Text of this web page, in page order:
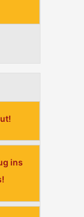
ins